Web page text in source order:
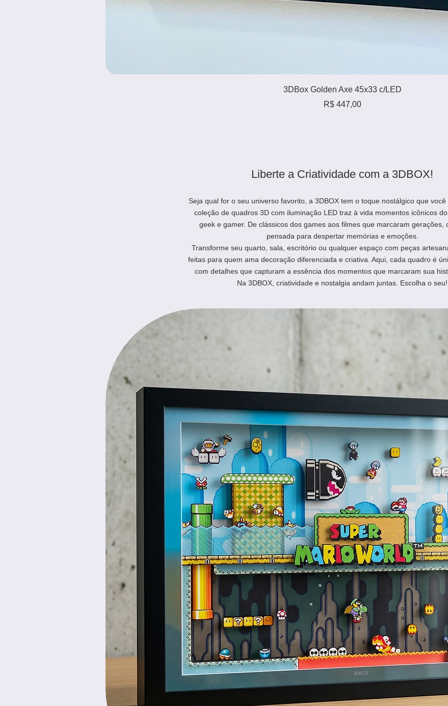
Visualização rápida
3DBox Golden Axe 45x33 c/LED
Preço
R$ 447,00
Liberte a Criatividade com a 3DBOX!
Seja qual for o seu universo favorito, a 3DBOX tem o toque nostálgico que
coleção de quadros 3D com iluminação LED traz à vida momentos icônicos
geek e gamer. De clássicos dos games aos filmes que marcaram gerações,
pensada para despertar memórias e emoções.
Transforme seu quarto, sala, escritório ou qualquer espaço com peças
feitas para quem ama decoração diferenciada e criativa. Aqui, cada quadro é
com detalhes que capturam a essência dos momentos que marcaram sua
Na 3DBOX, criatividade e nostalgia andam juntas. Escolha o seu!